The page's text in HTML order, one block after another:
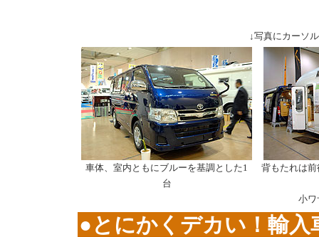
↓写真にカーソ
車体、室内ともにブルーを基調とした1
台
背もたれは
小ワ
●とにかくデカい！輸